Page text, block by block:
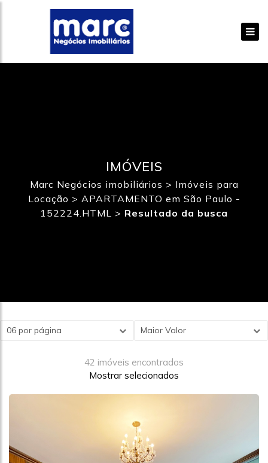
IMÓVEIS
Marc Negócios imobiliários > Imóveis para
Locação > APARTAMENTO em São Paulo -
152224.HTML > Resultado da busca
Maior Valor
06 por página
42 imóveis encontrados
Mostrar selecionados